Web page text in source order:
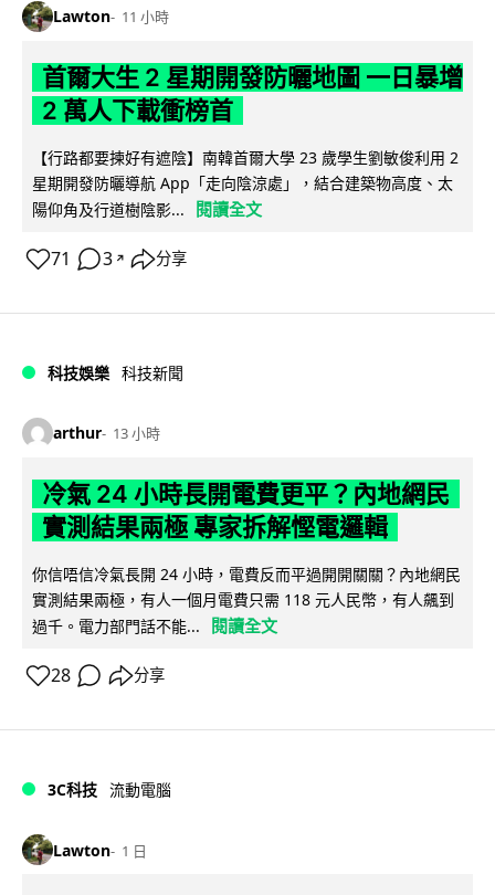
Lawton 11 小時
首爾大生 2 星期開發防曬地圖 一日暴增
2 萬人下載衝榜首
【行路都要揀好有遮陰】南韓首爾大學 23 歲學生劉敏俊利用 2
星期開發防曬導航 App「走向陰涼處」，結合建築物高度、太
陽仰角及行道樹陰影...
閱讀全文
71 3 ↗ 分享
科技娛樂 科技新聞
arthur 13 小時
冷氣 24 小時長開電費更平？內地網民
實測結果兩極 專家拆解慳電邏輯
你信唔信冷氣長開 24 小時，電費反而平過開開關關？內地網民
實測結果兩極，有人一個月電費只需 118 元人民幣，有人飆到
過千。電力部門話不能...
閱讀全文
28 分享
3C科技 流動電腦
Lawton 1 日